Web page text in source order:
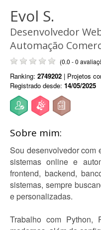
Evol S.
Desenvolvedor
Automação
(0.0 - 0
Ranking: 2749202 | Projetos
Registrado desde: 14/05/2025
Sobre mim:
Sou desenvolvedor com
sistemas online e
frontend, backend,
sistemas, sempre
e personalizadas.
Trabalho com Python,